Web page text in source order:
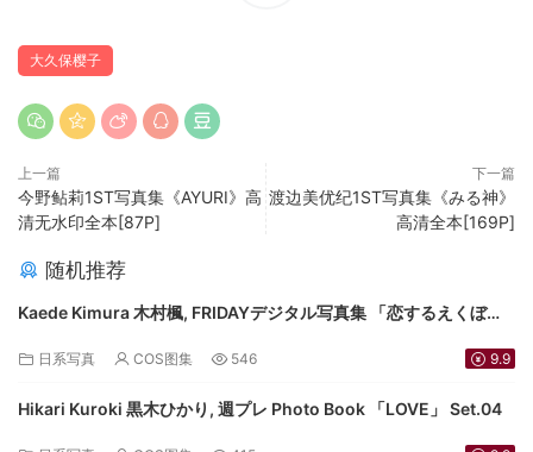
大久保樱子
上一篇
今野鲇莉1ST写真集《AYURI》高
清无水印全本[87P]
下一篇
渡边美优纪1ST写真集《みる神》
高清全本[169P]
随机推荐
Kaede Kimura 木村楓, FRIDAYデジタル写真集 「恋するえくぼ」
日系写真 COS图集 546 9.9
Hikari Kuroki 黒木ひかり, 週プレ Photo Book 「LOVE」 Set.04